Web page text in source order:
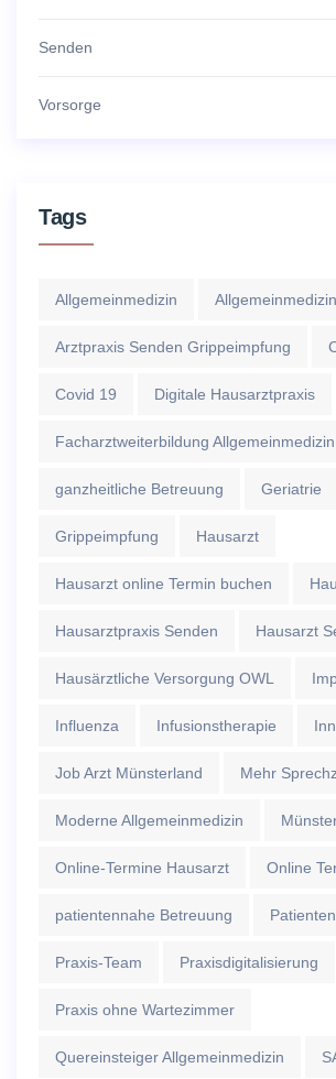
Senden
Vorsorge
Tags
Allgemeinmedizin
Arztpraxis Senden Grippeimpfung
Covid 19 Digitale Hausarztpraxis
Facharztweiterbildung Allgemeinmedizin
ganzheitliche Betreuung Geriatrie
Grippeimpfung Hausarzt
Hausarzt online Termin buchen
Hausarztpraxis Senden Hausarzt
Hausärztliche Versorgung OWL
Influenza Infusionstherapie
Job Arzt Münsterland Mehr
Moderne Allgemeinmedizin
Online-Termine Hausarzt Online
patientennahe Betreuung
Praxis-Team Praxisdigitalisierung
Praxis ohne Wartezimmer
Quereinsteiger Allgemeinmedizin